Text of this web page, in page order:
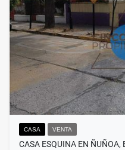
CASA VENTA
CASA ESQUINA EN ÑUÑOA,